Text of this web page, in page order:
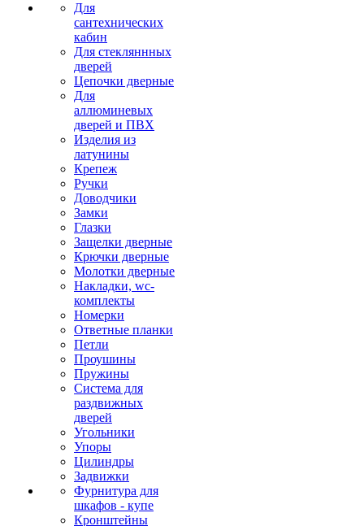
Для
сантехнических
кабин
Для стекляннных
дверей
Цепочки дверные
Для
аллюминевых
дверей и ПВХ
Изделия из
латунины
Крепеж
Ручки
Доводчики
Замки
Глазки
Защелки дверные
Крючки дверные
Молотки дверные
Накладки, wc-
комплекты
Номерки
Ответные планки
Петли
Проушины
Пружины
Система для
раздвижных
дверей
Угольники
Упоры
Цилиндры
Задвижки
Фурнитура для
шкафов - купе
Кронштейны